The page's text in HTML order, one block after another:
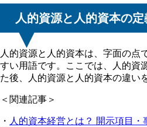
人的資源と人的資本の
人的資源と人的資本は、字面の点
すい用語です。ここでは、人的資
た後、人的資源と人的資本の違い
＜関連記事＞
・ 人的資本経営とは？ 開示項目・